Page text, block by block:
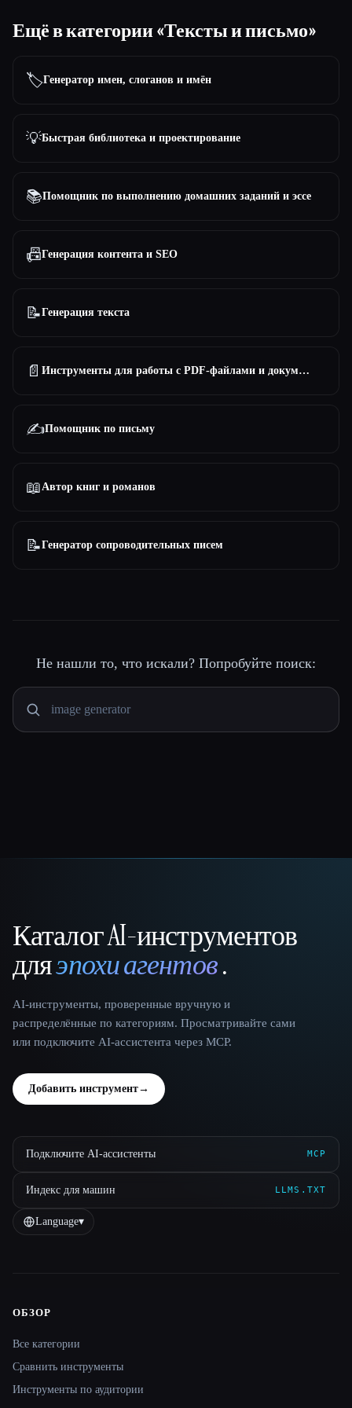
Ещё в категории «Тексты и письмо»
🏷️Генератор имен, слоганов и имён
💡Быстрая библиотека и проектирование
📚Помощник по выполнению домашних заданий и эссе
📠Генерация контента и SEO
📝Генерация текста
📄 Инструменты для работы с PDF-файлами и документами
✍️Помощник по письму
📖Автор книг и романов
📝Генератор сопроводительных писем
Не нашли то, что искали? Попробуйте поиск:
That AI Collection
Каталог AI-инструментов
дляэпохи агентов.
AI-инструменты, проверенные вручную и
распределённые по категориям. Просматривайте сами
или подключите AI-ассистента через MCP.
Добавить инструмент→
Подключите AI-ассистенты MCP
Индекс для машин LLMS.TXT
Language▾
Site navigation
ОБЗОР
Все категории
Сравнить инструменты
Инструменты по аудитории